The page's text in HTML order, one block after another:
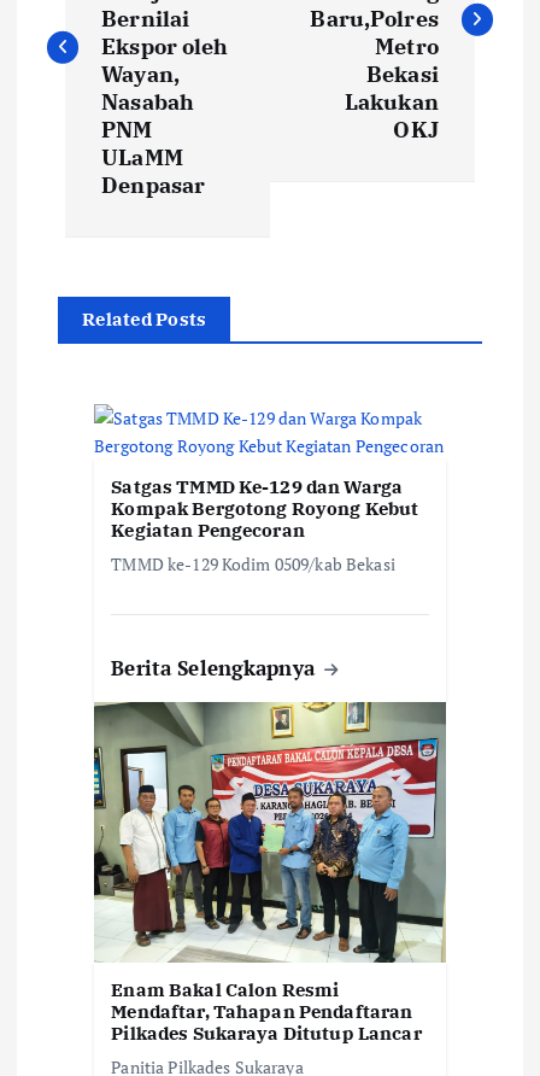
i
p
Bernilai
Ekspor oleh
Wayan,
Nasabah
PNM
ULaMM
Denpasar
Baru,Polres
Metro
Bekasi
Lakukan
OKJ
Related Posts
Satgas TMMD Ke-129 dan Warga
Kompak Bergotong Royong Kebut
Kegiatan Pengecoran
TMMD ke-129 Kodim 0509/kab Bekasi
Berita Selengkapnya
Enam Bakal Calon Resmi
Mendaftar, Tahapan Pendaftaran
Pilkades Sukaraya Ditutup Lancar
Panitia Pilkades Sukaraya